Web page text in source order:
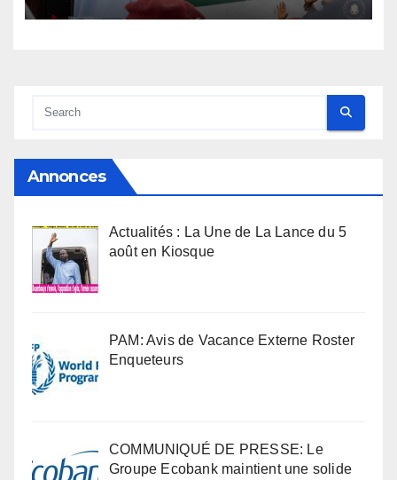
Annonces
Actualités : La Une de La Lance du 5
août en Kiosque
PAM: Avis de Vacance Externe Roster
Enqueteurs
COMMUNIQUÉ DE PRESSE: Le
Groupe Ecobank maintient une solide